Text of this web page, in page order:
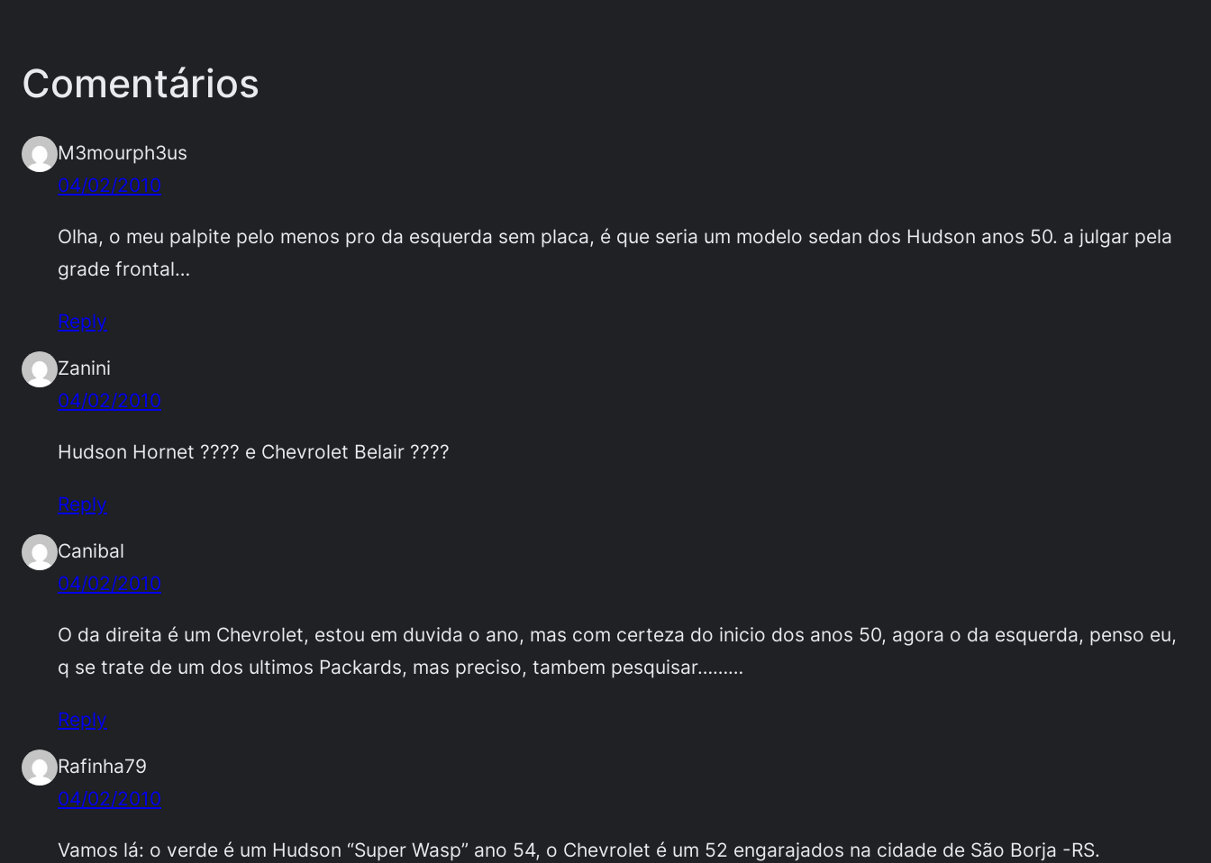
Comentários
M3mourph3us
04/02/2010
Olha, o meu palpite pelo menos pro da esquerda sem placa, é que seria um modelo sedan dos Hudson anos 50. a julgar pela
grade frontal…
Reply
Zanini
04/02/2010
Hudson Hornet ???? e Chevrolet Belair ????
Reply
Canibal
04/02/2010
O da direita é um Chevrolet, estou em duvida o ano, mas com certeza do inicio dos anos 50, agora o da esquerda, penso eu,
q se trate de um dos ultimos Packards, mas preciso, tambem pesquisar………
Reply
Rafinha79
04/02/2010
Vamos lá: o verde é um Hudson “Super Wasp” ano 54, o Chevrolet é um 52 engarajados na cidade de São Borja -RS.